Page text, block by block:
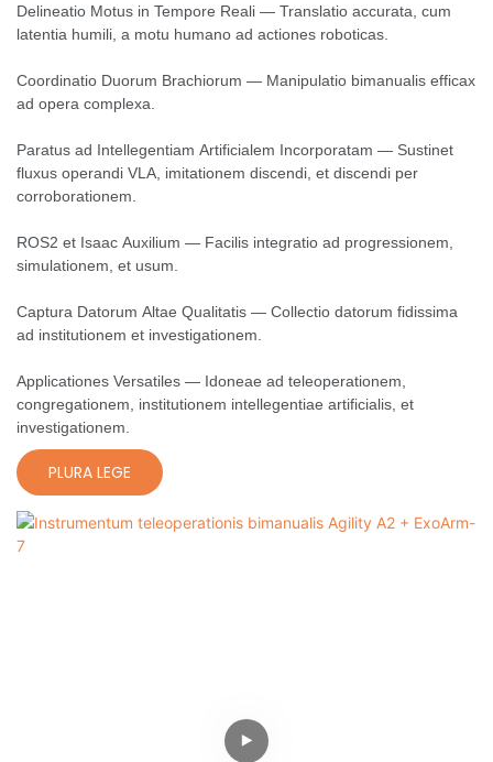
Delineatio Motus in Tempore Reali — Translatio accurata, cum
latentia humili, a motu humano ad actiones roboticas.
Coordinatio Duorum Brachiorum — Manipulatio bimanualis efficax
ad opera complexa.
Paratus ad Intellegentiam Artificialem Incorporatam — Sustinet
fluxus operandi VLA, imitationem discendi, et discendi per
corroborationem.
ROS2 et Isaac Auxilium — Facilis integratio ad progressionem,
simulationem, et usum.
Captura Datorum Altae Qualitatis — Collectio datorum fidissima
ad institutionem et investigationem.
Applicationes Versatiles — Idoneae ad teleoperationem,
congregationem, institutionem intellegentiae artificialis, et
investigationem.
PLURA LEGE